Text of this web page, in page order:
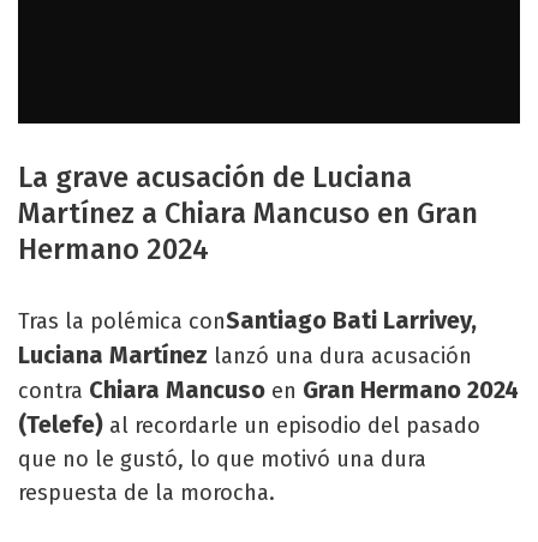
La grave acusación de Luciana
Martínez a Chiara Mancuso en Gran
Hermano 2024
Tras la polémica conSantiago Bati Larrivey,
Luciana Martínez lanzó una dura acusación
contra Chiara Mancuso en Gran Hermano 2024
(Telefe) al recordarle un episodio del pasado
que no le gustó, lo que motivó una dura
respuesta de la morocha.